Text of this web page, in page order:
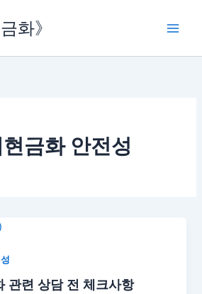
화》
금화 안전성
관련 상담 전 체크사항